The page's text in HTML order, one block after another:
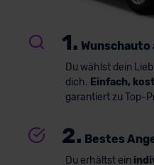
1. Wunschauto
Du wählst dein
dich. Einfach,
garantiert zu Top-
2. Bestes
Du erhältst ein